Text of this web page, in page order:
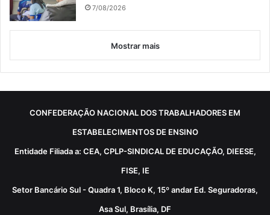
7/08/2026
Mostrar mais
CONFEDERAÇÃO NACIONAL DOS TRABALHADORES EM
ESTABELECIMENTOS DE ENSINO
Entidade Filiada a: CEA, CPLP-SINDICAL DE EDUCAÇÃO, DIEESE,
FISE, IE
Setor Bancário Sul - Quadra 1, Bloco K, 15º andar Ed. Seguradoras,
Asa Sul, Brasília, DF